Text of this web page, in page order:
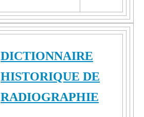
DICTIONNAIRE
HISTORIQUE DE
RADIOGRAPHIE